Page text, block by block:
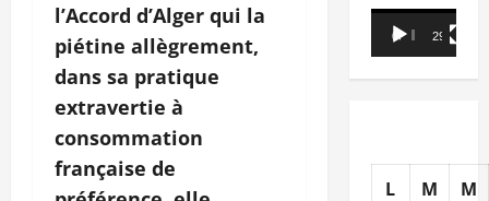
l’Accord d’Alger qui la
piétine allègrement,
dans sa pratique
extravertie à
consommation
française de
Lecteur
vidéo
00:00 29:21
L M M